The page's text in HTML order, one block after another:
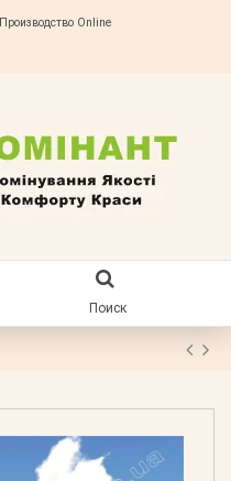
Производство Online
Поиск